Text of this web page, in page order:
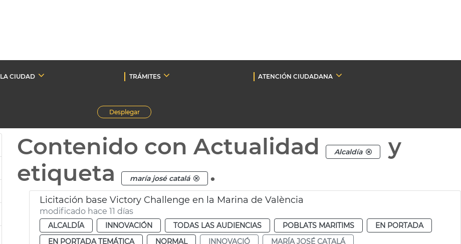
LA CIUDAD TRÁMITES
ATENCIÓN CIUDADANA
Desplegar
Contenido con Actualidad Alcaldía
y
etiqueta
maría josé catalá .
Licitación base Victory Challenge en la Marina de València
modificado hace 11 días
ALCALDÍA INNOVACIÓN TODAS LAS AUDIENCIAS POBLATS MARITIMS
EN PORTADA
EN PORTADA TEMÁTICA
NORMAL INNOVACIÓ
MARÍA JOSÉ CATALÁ